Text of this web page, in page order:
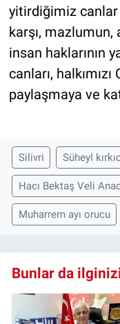
yitirdiğimiz
karşı, mazlumun,
insan haklarının
canları,
paylaşmaya ve
Silivri Süheyl
Hacı Bektaş Veli
Muharrem ayı orucu
Bunlar da